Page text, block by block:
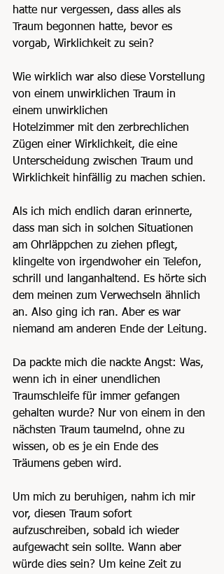
hatte nur vergessen, dass alles als
Traum begonnen hatte, bevor es
vorgab, Wirklichkeit zu sein?
Wie wirklich war also diese Vorstellung
von einem unwirklichen Traum in
einem unwirklichen
Hotelzimmer mit den zerbrechlichen
Zügen einer Wirklichkeit, die eine
Unterscheidung zwischen Traum und
Wirklichkeit hinfällig zu machen schien.
Als ich mich endlich daran erinnerte,
dass man sich in solchen Situationen
am Ohrläppchen zu ziehen pflegt,
klingelte von irgendwoher ein Telefon,
schrill und langanhaltend. Es hörte sich
dem meinen zum Verwechseln ähnlich
an. Also ging ich ran. Aber es war
niemand am anderen Ende der Leitung.
Da packte mich die nackte Angst: Was,
wenn ich in einer unendlichen
Traumschleife für immer gefangen
gehalten wurde? Nur von einem in den
nächsten Traum taumelnd, ohne zu
wissen, ob es je ein Ende des
Träumens geben wird.
Um mich zu beruhigen, nahm ich mir
vor, diesen Traum sofort
aufzuschreiben, sobald ich wieder
aufgewacht sein sollte. Wann aber
würde dies sein? Um keine Zeit zu